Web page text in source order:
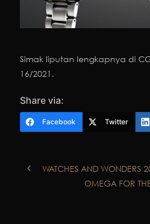
Simak liputan lengkapnya di
16/2021.
Share via:
Facebook Twitter
WATCHES AND WONDERS
OMEGA FOR